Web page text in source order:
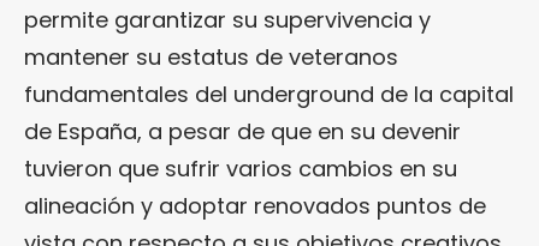
permite garantizar su supervivencia y
mantener su estatus de veteranos
fundamentales del underground de la capital
de España, a pesar de que en su devenir
tuvieron que sufrir varios cambios en su
alineación y adoptar renovados puntos de